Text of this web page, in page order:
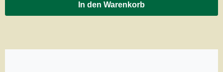
In den Warenkorb